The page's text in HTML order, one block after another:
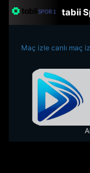
tabii
TRT
beIN
tabii
A Spor
Maç izle canlı maç